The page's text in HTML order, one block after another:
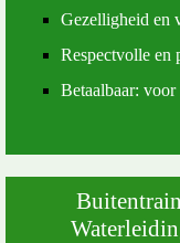
Gezelligheid en
Respectvolle en
Betaalbaar: